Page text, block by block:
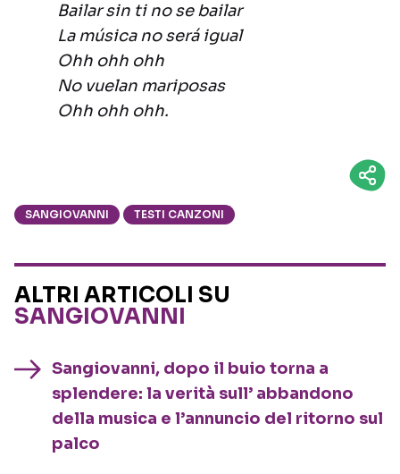
Bailar sin ti no se bailar
La música no será igual
Ohh ohh ohh
No vuelan mariposas
Ohh ohh ohh.
SANGIOVANNI TESTI CANZONI
ALTRI ARTICOLI SU
SANGIOVANNI
Sangiovanni, dopo il buio torna a
splendere: la verità sull’ abbandono
della musica e l’annuncio del ritorno sul
palco